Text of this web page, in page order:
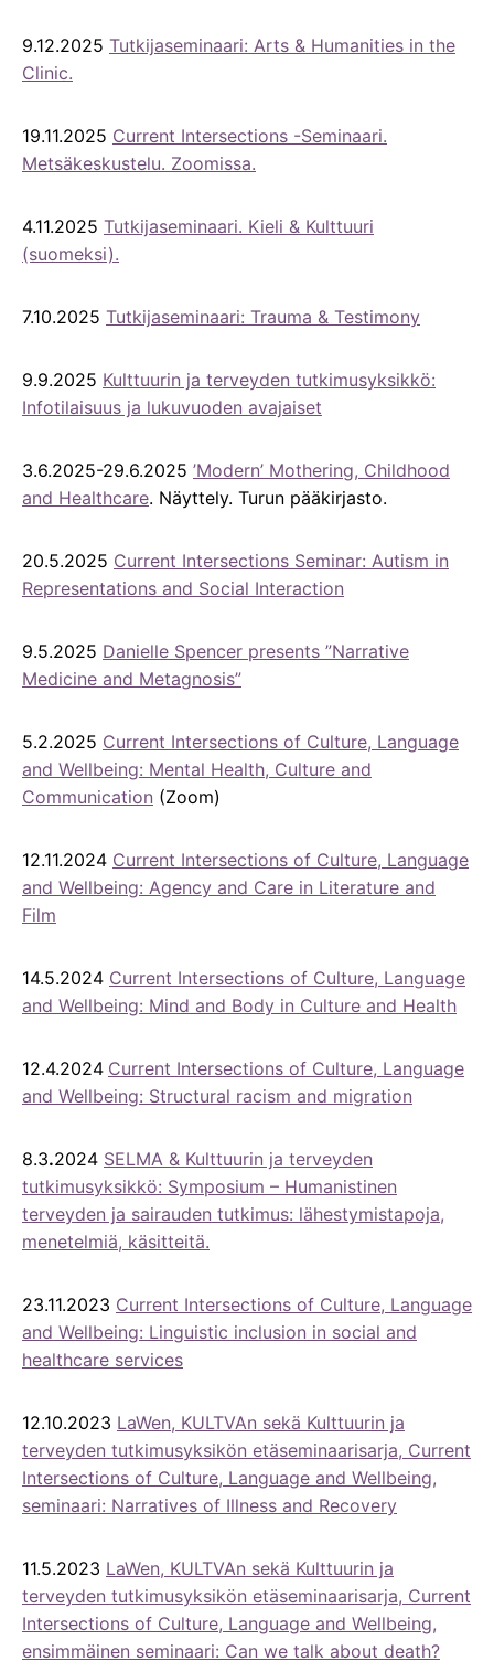
9.12.2025 Tutkijaseminaari: Arts & Humanities in the
Clinic.
19.11.2025 Current Intersections -Seminaari.
Metsäkeskustelu. Zoomissa.
4.11.2025 Tutkijaseminaari. Kieli & Kulttuuri
(suomeksi).
7.10.2025 Tutkijaseminaari: Trauma & Testimony
9.9.2025 Kulttuurin ja terveyden tutkimusyksikkö:
Infotilaisuus ja lukuvuoden avajaiset
3.6.2025-29.6.2025 ’Modern’ Mothering, Childhood
and Healthcare. Näyttely. Turun pääkirjasto.
20.5.2025 Current Intersections Seminar: Autism in
Representations and Social Interaction
9.5.2025 Danielle Spencer presents ”Narrative
Medicine and Metagnosis”
5.2.2025 Current Intersections of Culture, Language
and Wellbeing: Mental Health, Culture and
Communication (Zoom)
12.11.2024 Current Intersections of Culture, Language
and Wellbeing: Agency and Care in Literature and
Film
14.5.2024 Current Intersections of Culture, Language
and Wellbeing: Mind and Body in Culture and Health
12.4.2024 Current Intersections of Culture, Language
and Wellbeing: Structural racism and migration
8.3.2024 SELMA & Kulttuurin ja terveyden
tutkimusyksikkö: Symposium – Humanistinen
terveyden ja sairauden tutkimus: lähestymistapoja,
menetelmiä, käsitteitä.
23.11.2023 Current Intersections of Culture, Language
and Wellbeing: Linguistic inclusion in social and
healthcare services
12.10.2023 LaWen, KULTVAn sekä Kulttuurin ja
terveyden tutkimusyksikön etäseminaarisarja, Current
Intersections of Culture, Language and Wellbeing,
seminaari: Narratives of Illness and Recovery
11.5.2023 LaWen, KULTVAn sekä Kulttuurin ja
terveyden tutkimusyksikön etäseminaarisarja, Current
Intersections of Culture, Language and Wellbeing,
ensimmäinen seminaari: Can we talk about death?